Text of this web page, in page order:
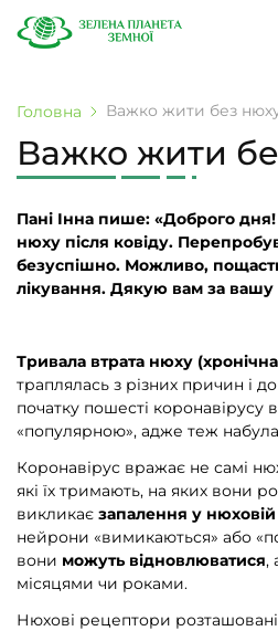
Головна Важко жити без
Важко жити
Пані Інна пише: «Доброго
нюху після ковіду.
безуспішно. Можливо,
лікування. Дякую вам за
Тривала втрата нюху
траплялась з різних причин і до
початку пошесті коронавірусу
«популярною», адже теж набула
Коронавірус вражає не самі
які їх тримають, на яких вони
викликає запалення у нюховій
нейрони «вимикаються» або
вони можуть відновлюватися,
місяцями чи роками.
Нюхові рецептори розташовані